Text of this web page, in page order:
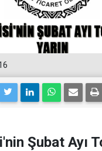
Şubat Ayı